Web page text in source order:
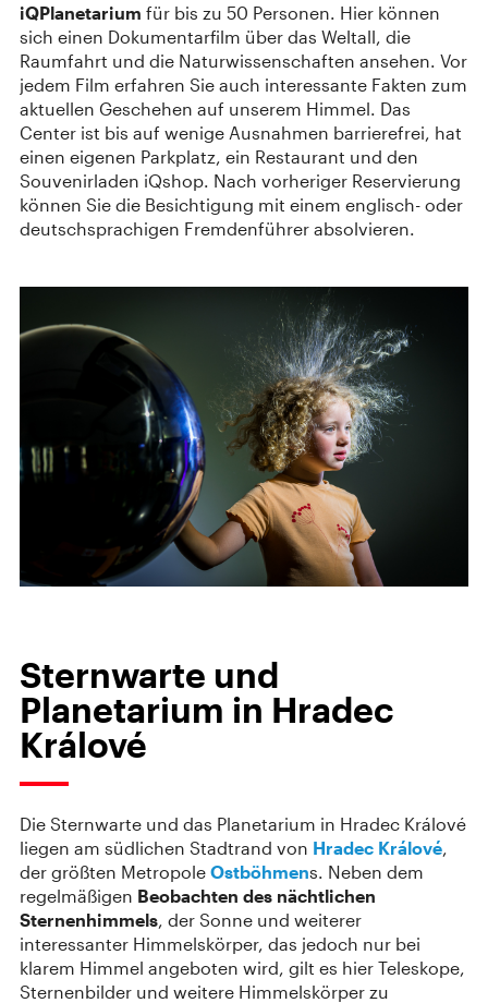
iQPlanetarium für bis zu 50 Personen. Hier können
sich einen Dokumentarfilm über das Weltall, die
Raumfahrt und die Naturwissenschaften ansehen. Vor
jedem Film erfahren Sie auch interessante Fakten zum
aktuellen Geschehen auf unserem Himmel. Das
Center ist bis auf wenige Ausnahmen barrierefrei, hat
einen eigenen Parkplatz, ein Restaurant und den
Souvenirladen iQshop. Nach vorheriger Reservierung
können Sie die Besichtigung mit einem englisch- oder
deutschsprachigen Fremdenführer absolvieren.
Sternwarte und
Planetarium in Hradec
Králové
Die Sternwarte und das Planetarium in Hradec Králové
liegen am südlichen Stadtrand von Hradec Králové
der größten Metropole Ostböhmens. Neben dem
regelmäßigen Beobachten des nächtlichen
Sternenhimmels , der Sonne und weiterer
interessanter Himmelskörper, das jedoch nur bei
klarem Himmel angeboten wird, gilt es hier Teleskope,
Sternenbilder und weitere Himmelskörper zu